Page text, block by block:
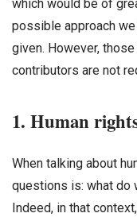
which would be of
possible approach
given. However,
contributors are not
1. Human
When talking about
questions is: what do
Indeed, in that